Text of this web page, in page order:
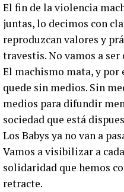
El fin de la violencia
juntas, lo decimos con
reproduzcan valores y
travestis. No vamos a
El machismo mata, y por
quede sin medios. Sin
medios para difundir
sociedad que está
Los Babys ya no van a
Vamos a visibilizar a
solidaridad que hemos
retracte.